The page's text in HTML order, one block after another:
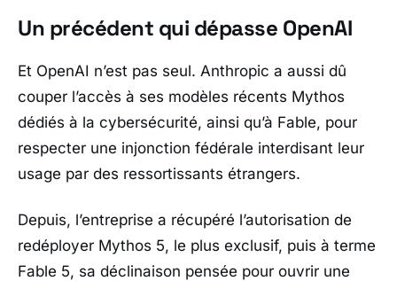
Un précédent qui dépasse OpenAI
Et OpenAI n’est pas seul. Anthropic a aussi dû
couper l’accès à ses modèles récents Mythos
dédiés à la cybersécurité, ainsi qu’à Fable, pour
respecter une injonction fédérale interdisant leur
usage par des ressortissants étrangers.
Depuis, l’entreprise a récupéré l’autorisation de
redéployer Mythos 5, le plus exclusif, puis à terme
Fable 5, sa déclinaison pensée pour ouvrir une